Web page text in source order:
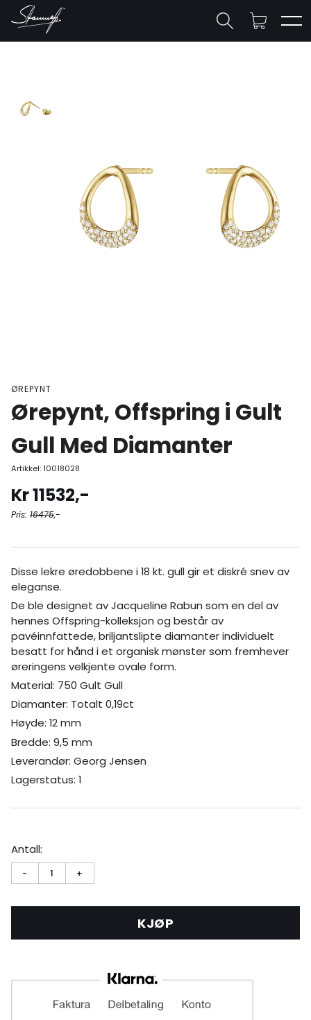
ØREPYNT
Ørepynt, Offspring i Gult
Gull Med Diamanter
Artikkel:10018028
Kr11532,-
Pris: 16475,-
Disse lekre øredobbene i 18 kt. gull gir et diskré snev av
eleganse.
De ble designet av Jacqueline Rabun som en del av
hennes Offspring-kolleksjon og består av
pavéinnfattede, briljantslipte diamanter individuelt
besatt for hånd i et organisk mønster som fremhever
øreringens velkjente ovale form.
Material: 750 Gult Gull
Diamanter: Totalt 0,19ct
Høyde: 12 mm
Bredde: 9,5 mm
Leverandør: Georg Jensen
Lagerstatus: 1
Antall:
- 1 +
KJØP